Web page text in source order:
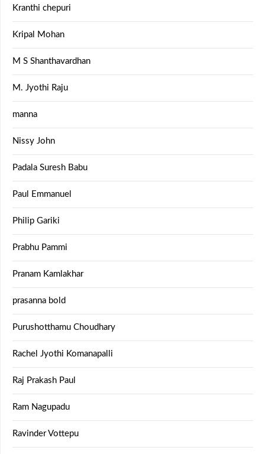
Kranthi chepuri
Kripal Mohan
M S Shanthavardhan
M. Jyothi Raju
manna
Nissy John
Padala Suresh Babu
Paul Emmanuel
Philip Gariki
Prabhu Pammi
Pranam Kamlakhar
prasanna bold
Purushotthamu Choudhary
Rachel Jyothi Komanapalli
Raj Prakash Paul
Ram Nagupadu
Ravinder Vottepu